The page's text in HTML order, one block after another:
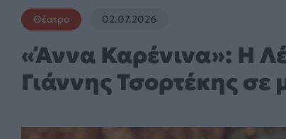
Θέατρο 02.07.2026
«Άννα Καρένινα»: Η
Γιάννης Τσορτέκης